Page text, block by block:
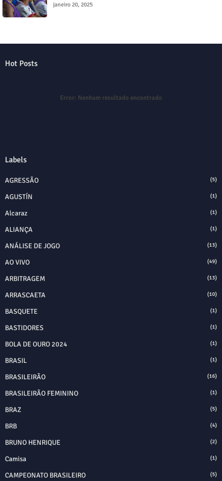
janeiro 20, 2025
Hot Posts
Error: Nenhum resultado encontrado
Labels
AGRESSÃO (5)
AGUSTÍN (1)
Alcaraz (1)
ALIANÇA (1)
ANÁLISE DE JOGO (13)
AO VIVO (49)
ARBITRAGEM (13)
ARRASCAETA (10)
BASQUETE (1)
BASTIDORES (1)
BOLA DE OURO 2024 (1)
BRASIL (1)
BRASILEIRÃO (16)
BRASILEIRÃO FEMININO (1)
BRAZ (5)
BRB (4)
BRUNO HENRIQUE (2)
Camisa (1)
CAMPEONATO BRASILEIRO (5)